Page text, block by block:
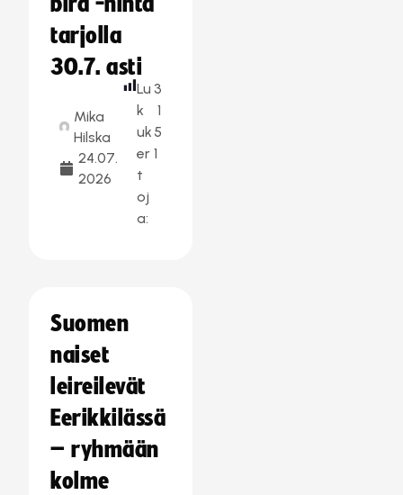
tarjolla
30.7. asti
Mika
Hilska
24.07.
2026
Lu
k
uk
er
t
oj
a:
3
1
5
1
Suomen
naiset
leireilevät
Eerikkilässä
– ryhmään
kolme